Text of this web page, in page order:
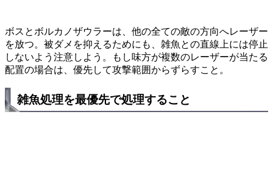
ボスとボルカノザウラーは、他の全ての敵の方向へレーザー
を放つ。被ダメを抑えるためにも、雑魚との直線上には停止
しないよう注意しよう。もし味方が複数のレーザーが当たる
配置の場合は、優先して攻撃範囲からずらすこと。
雑魚処理を最優先で処理すること